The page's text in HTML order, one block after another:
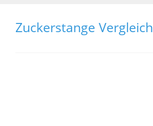
Zuckerstange Vergleich